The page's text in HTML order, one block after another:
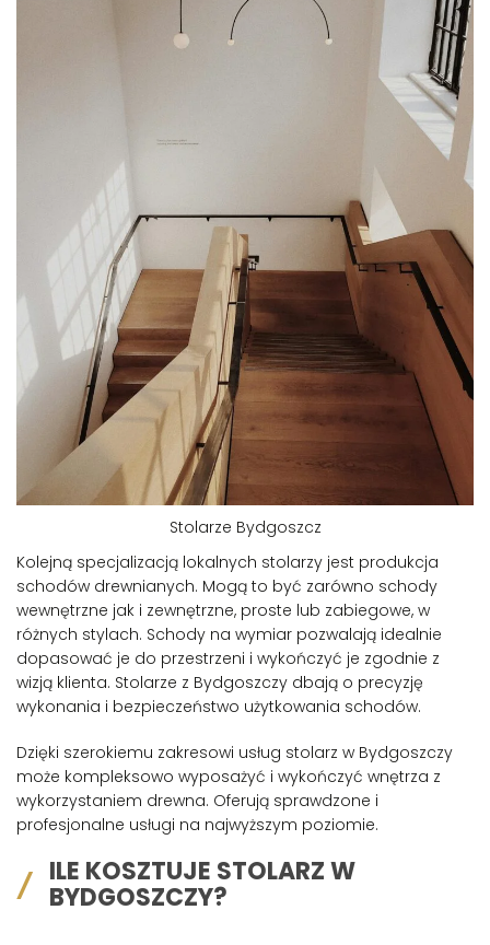
Stolarze Bydgoszcz
Kolejną specjalizacją lokalnych stolarzy jest produkcja
schodów drewnianych. Mogą to być zarówno schody
wewnętrzne jak i zewnętrzne, proste lub zabiegowe, w
różnych stylach. Schody na wymiar pozwalają idealnie
dopasować je do przestrzeni i wykończyć je zgodnie z
wizją klienta. Stolarze z Bydgoszczy dbają o precyzję
wykonania i bezpieczeństwo użytkowania schodów.
Dzięki szerokiemu zakresowi usług stolarz w Bydgoszczy
może kompleksowo wyposażyć i wykończyć wnętrza z
wykorzystaniem drewna. Oferują sprawdzone i
profesjonalne usługi na najwyższym poziomie.
ILE KOSZTUJE STOLARZ W
BYDGOSZCZY?